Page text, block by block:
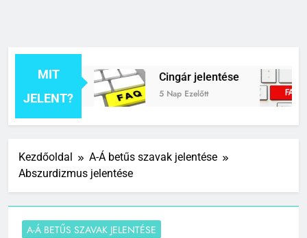
MIT
JELENT?
Cingár jelentése
5 Nap Ezelőtt
Kezdőoldal
A-Á betűs szavak jelentése
Abszurdizmus jelentése
A-Á BETŰS SZAVAK JELENTÉSE